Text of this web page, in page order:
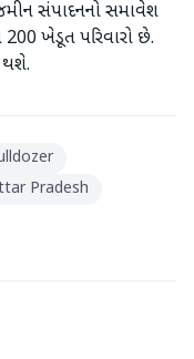
સંપાદનનો સમાવેશ
ખેડૂત પરિવારો છે.
થશે.
Pradesh